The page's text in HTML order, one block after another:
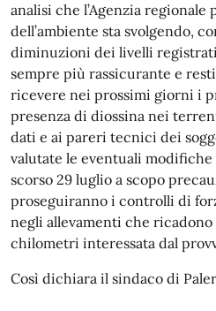
analisi che l’Agenzia regionale
dell’ambiente sta svolgendo,
diminuzioni dei livelli
sempre più rassicurante e
ricevere nei prossimi giorni i
presenza di diossina nei
dati e ai pareri tecnici dei
valutate le eventuali modifiche
scorso 29 luglio a scopo
proseguiranno i controlli di
negli allevamenti che ricadono
chilometri interessata dal
Così dichiara il sindaco di